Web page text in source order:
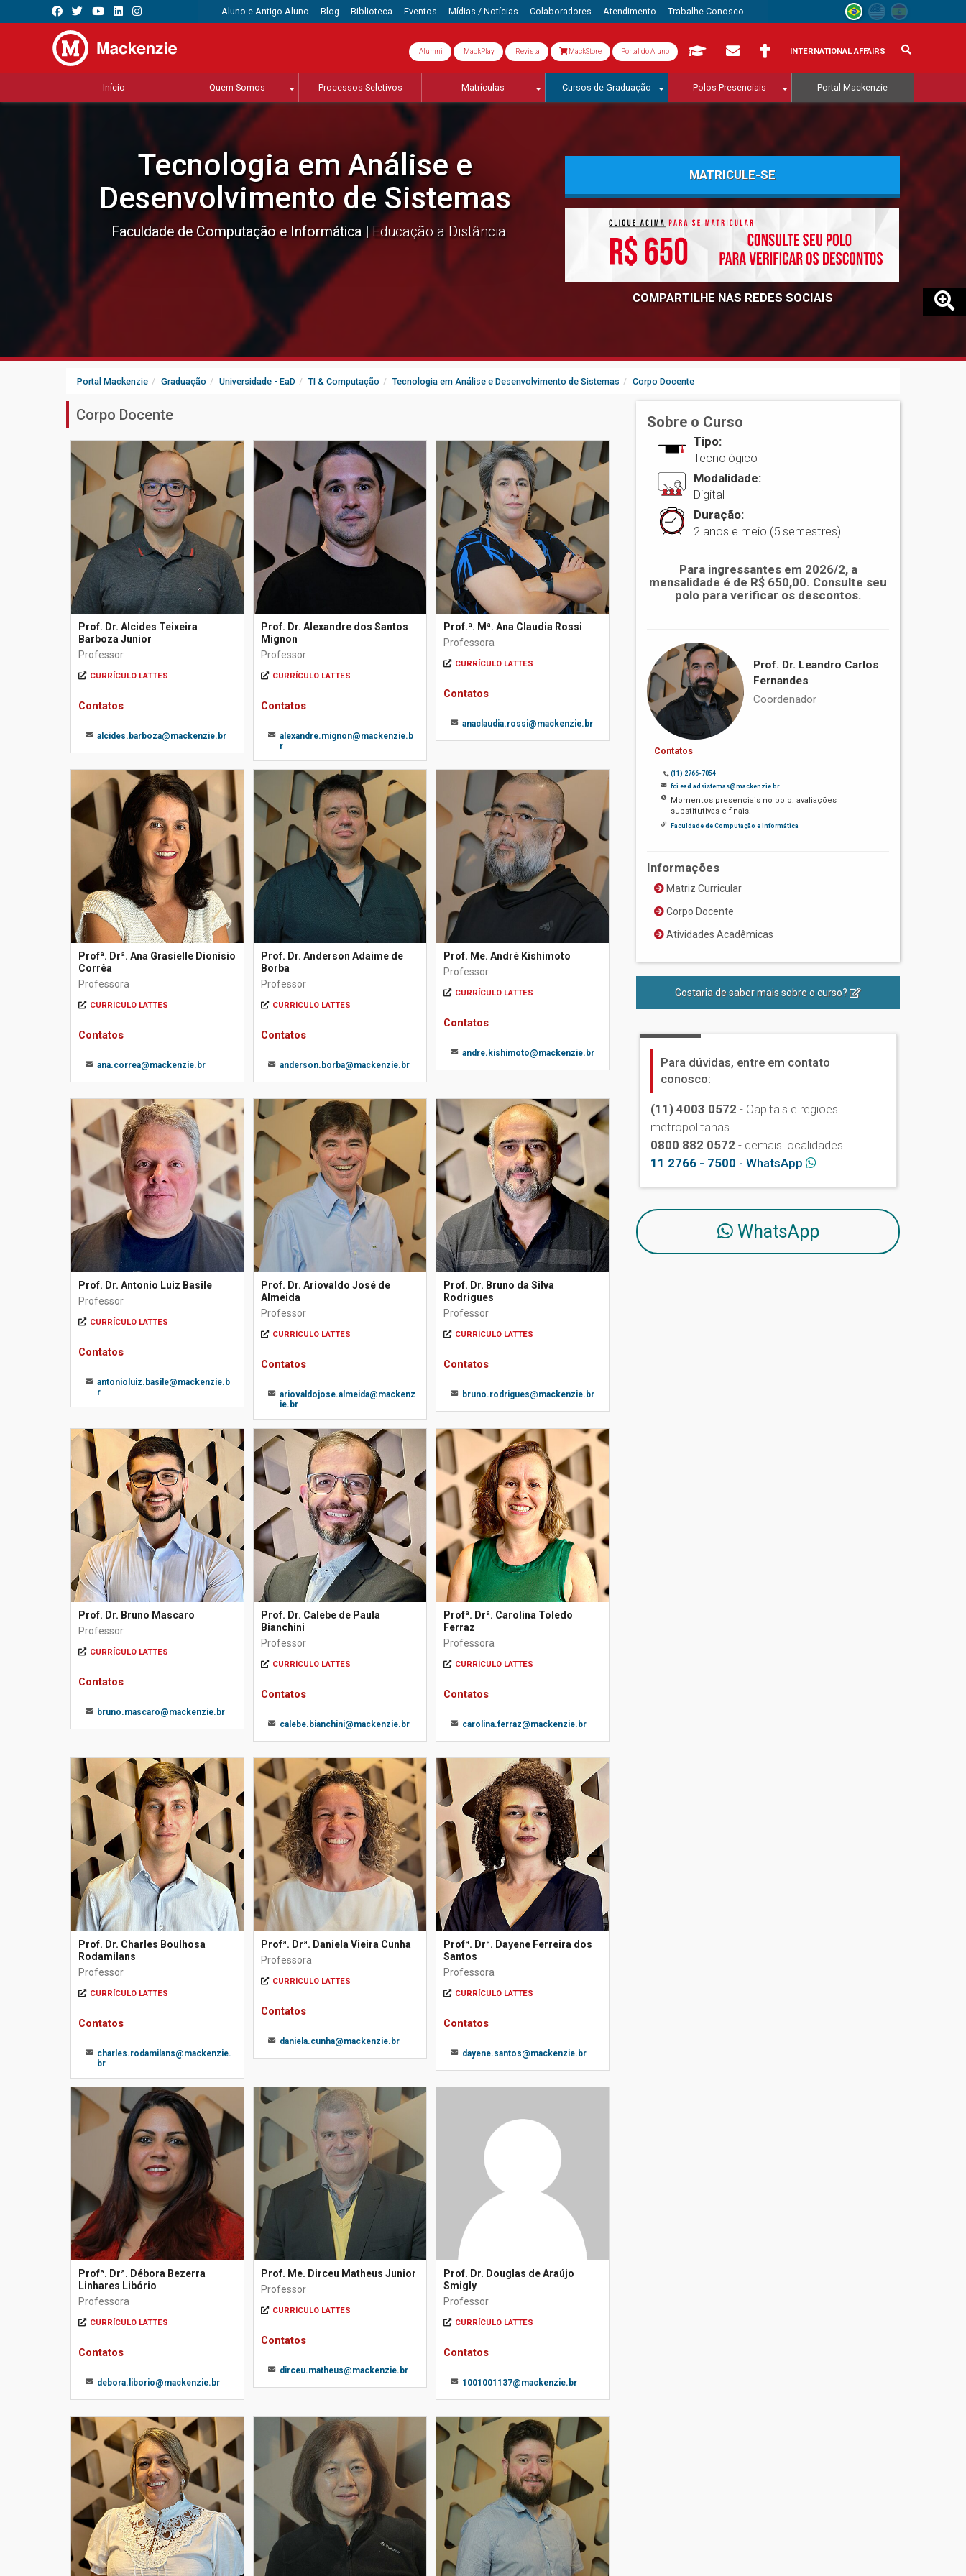
Aluno e Antigo Aluno Blog Biblioteca Eventos Mídias / Notícias Colaboradores Atendimento Trabalhe Conosco
Alumni MackPlay Revista MackStore Portal do Aluno INTERNATIONAL AFFAIRS
Início Quem Somos Processos Seletivos Matrículas Cursos de Graduação Polos Presenciais Portal Mackenzie
Tecnologia em Análise e
Desenvolvimento de Sistemas
Faculdade de Computação e Informática Educação a Distância
MATRICULE-SE
COMPARTILHE NAS REDES SOCIAIS
Portal Mackenzie Graduação Universidade - EaD TI & Computação Tecnologia em Análise e Desenvolvimento de Sistemas Corpo Docente
Corpo Docente
Prof. Dr. Alcides Teixeira
Barboza Junior
Professor
CURRÍCULO LATTES
Contatos
alcides.barboza@mackenzie.br
Prof. Dr. Alexandre dos Santos
Mignon
Professor
CURRÍCULO LATTES
Contatos
alexandre.mignon@mackenzie.b
r
Prof.ª. Mª. Ana Claudia Rossi
Professora
CURRÍCULO LATTES
Contatos
anaclaudia.rossi@mackenzie.br
Profª. Drª. Ana Grasielle Dionísio
Corrêa
Professora
CURRÍCULO LATTES
Contatos
ana.correa@mackenzie.br
Prof. Dr. Anderson Adaime de
Borba
Professor
CURRÍCULO LATTES
Contatos
anderson.borba@mackenzie.br
Prof. Me. André Kishimoto
Professor
CURRÍCULO LATTES
Contatos
andre.kishimoto@mackenzie.br
Prof. Dr. Antonio Luiz Basile
Professor
CURRÍCULO LATTES
Contatos
antonioluiz.basile@mackenzie.b
r
Prof. Dr. Ariovaldo José de
Almeida
Professor
CURRÍCULO LATTES
Contatos
ariovaldojose.almeida@mackenz
ie.br
Prof. Dr. Bruno da Silva
Rodrigues
Professor
CURRÍCULO LATTES
Contatos
bruno.rodrigues@mackenzie.br
Prof. Dr. Bruno Mascaro
Professor
CURRÍCULO LATTES
Contatos
bruno.mascaro@mackenzie.br
Prof. Dr. Calebe de Paula
Bianchini
Professor
CURRÍCULO LATTES
Contatos
calebe.bianchini@mackenzie.br
Profª. Drª. Carolina Toledo
Ferraz
Professora
CURRÍCULO LATTES
Contatos
carolina.ferraz@mackenzie.br
Prof. Dr. Charles Boulhosa
Rodamilans
Professor
CURRÍCULO LATTES
Contatos
charles.rodamilans@mackenzie.
br
Profª. Drª. Daniela Vieira Cunha
Professora
CURRÍCULO LATTES
Contatos
daniela.cunha@mackenzie.br
Profª. Drª. Dayene Ferreira dos
Santos
Professora
CURRÍCULO LATTES
Contatos
dayene.santos@mackenzie.br
Profª. Drª. Débora Bezerra
Linhares Libório
Professora
CURRÍCULO LATTES
Contatos
debora.liborio@mackenzie.br
Prof. Me. Dirceu Matheus Junior
Professor
CURRÍCULO LATTES
Contatos
dirceu.matheus@mackenzie.br
Prof. Dr. Douglas de Araújo
Smigly
Professor
CURRÍCULO LATTES
Contatos
1001001137@mackenzie.br
Sobre o Curso
Tipo:
Tecnológico
Modalidade:
Digital
Duração:
2 anos e meio (5 semestres)
Para ingressantes em 2026/2, a
mensalidade é de R$ 650,00. Consulte seu
polo para verificar os descontos.
Prof. Dr. Leandro Carlos
Fernandes
Coordenador
Contatos
(11) 2766-7054
fci.ead.adsistemas@mackenzie.br
Momentos presenciais no polo: avaliações
substitutivas e finais.
Faculdade de Computação e Informática
Informações
Matriz Curricular
Corpo Docente
Atividades Acadêmicas
Gostaria de saber mais sobre o curso?
Para dúvidas, entre em contato
conosco:
(11) 4003 0572 - Capitais e regiões
metropolitanas
0800 882 0572 - demais localidades
11 2766 - 7500 - WhatsApp
WhatsApp